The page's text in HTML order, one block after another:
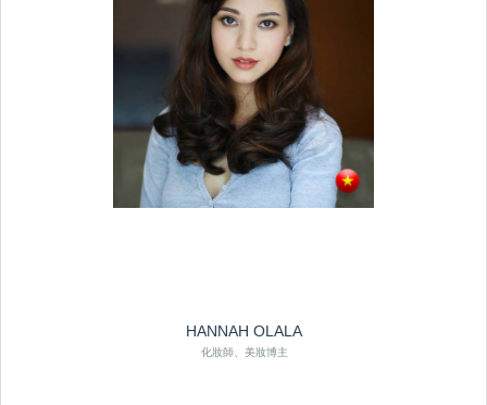
HANNAH OLALA
化妝師、美妝博主